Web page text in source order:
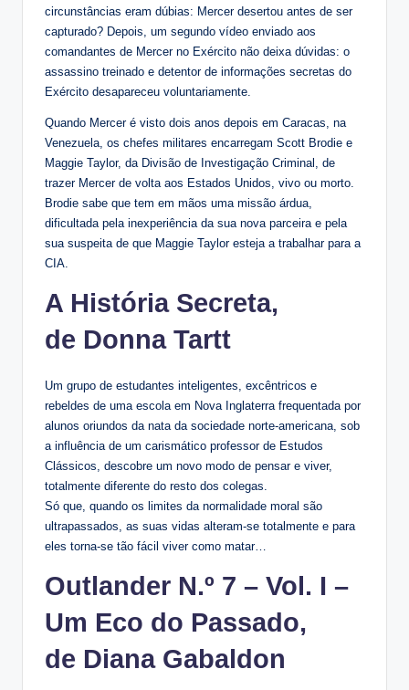
circunstâncias eram dúbias: Mercer desertou antes de ser
capturado? Depois, um segundo vídeo enviado aos
comandantes de Mercer no Exército não deixa dúvidas: o
assassino treinado e detentor de informações secretas do
Exército desapareceu voluntariamente.
Quando Mercer é visto dois anos depois em Caracas, na
Venezuela, os chefes militares encarregam Scott Brodie e
Maggie Taylor, da Divisão de Investigação Criminal, de
trazer Mercer de volta aos Estados Unidos, vivo ou morto.
Brodie sabe que tem em mãos uma missão árdua,
dificultada pela inexperiência da sua nova parceira e pela
sua suspeita de que Maggie Taylor esteja a trabalhar para a
CIA.
A História Secreta,
de Donna Tartt
Um grupo de estudantes inteligentes, excêntricos e
rebeldes de uma escola em Nova Inglaterra frequentada por
alunos oriundos da nata da sociedade norte-americana, sob
a influência de um carismático professor de Estudos
Clássicos, descobre um novo modo de pensar e viver,
totalmente diferente do resto dos colegas.
Só que, quando os limites da normalidade moral são
ultrapassados, as suas vidas alteram-se totalmente e para
eles torna-se tão fácil viver como matar…
Outlander N.º 7 – Vol. I –
Um Eco do Passado,
de Diana Gabaldon